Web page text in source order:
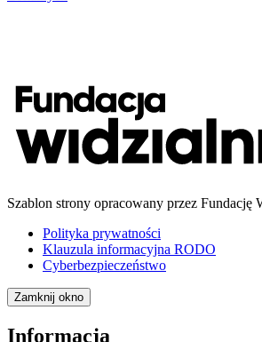
Szablon strony opracowany przez Fundację
Polityka prywatności
Klauzula informacyjna RODO
Cyberbezpieczeństwo
Zamknij okno
Informacja